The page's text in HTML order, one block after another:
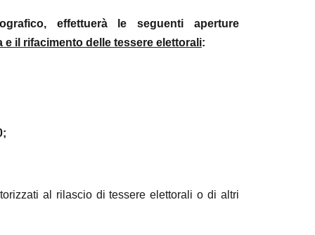
effettuerà le seguenti aperture
e il rifacimento delle tessere elettorali:
al rilascio di tessere elettorali o di altri